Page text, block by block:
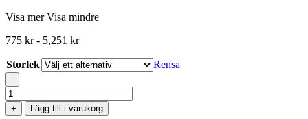
Visa mer Visa mindre
775 kr- 5,251 kr
Storlek Rensa
-
Flerskärig
Super
+ Lägg till i varukorg